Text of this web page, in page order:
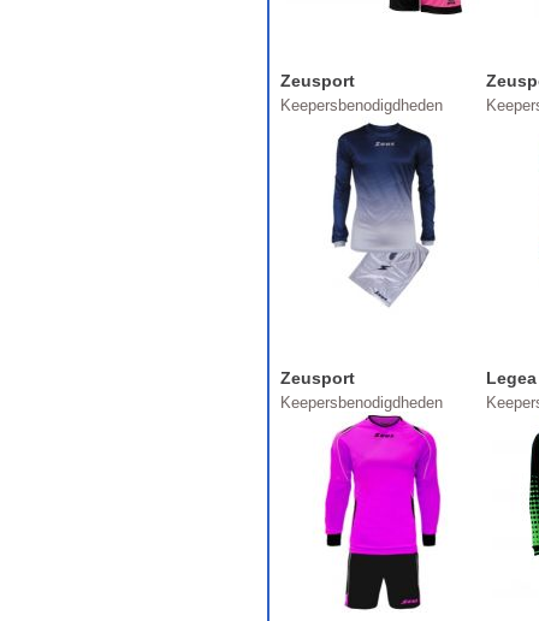
Zeusport
Keepersbenodigdheden
Zeusport
Keepersbenodigdheden
Legea